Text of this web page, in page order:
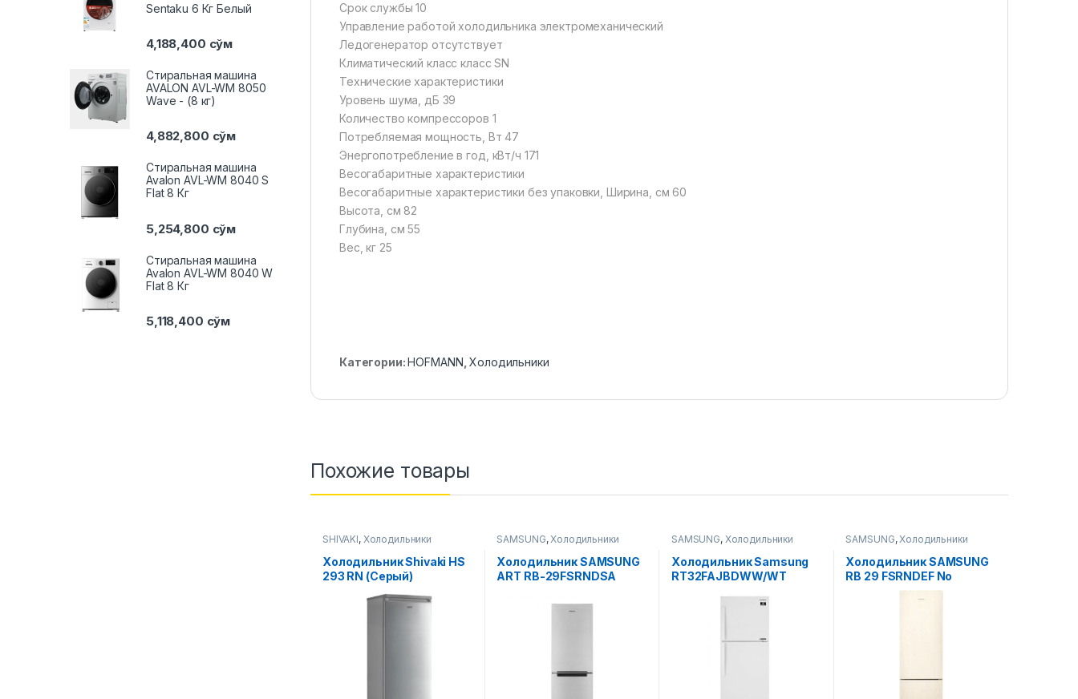
Срок службы 10
Управление работой холодильника электромеханический
Ледогенератор отсутствует
Климатический класс класс SN
Технические характеристики
Уровень шума, дБ 39
Количество компрессоров 1
Потребляемая мощность, Вт 47
Энергопотребление в год, кВт/ч 171
Весогабаритные характеристики
Весогабаритные характеристики без упаковки, Ширина, см 60
Высота, см 82
Глубина, см 55
Вес, кг 25
Категории:HOFMANN ,Холодильники
Похожие товары
SHIVAKI, Холодильники
Холодильник Shivaki HS
293 RN (Серый)
SAMSUNG,Холодильники
Холодильник SAMSUNG
ART RB-29FSRNDSA
SAMSUNG, Холодильники
Xолодильник Samsung
RT32FAJBDWW/WT
SAMSUNG,Холодильники
Холодильник SAMSUNG
RB 29 FSRNDEF No
Display/beige
Sentaku 6 Кг Белый
4,188,400 сўм
Стиральная машина
AVALON AVL-WM 8050
Wave - (8 кг)
4,882,800 сўм
Стиральная машина
Avalon AVL-WM 8040 S
Flat 8 Кг
5,254,800 сўм
Стиральная машина
Avalon AVL-WM 8040 W
Flat 8 Кг
5,118,400 сўм